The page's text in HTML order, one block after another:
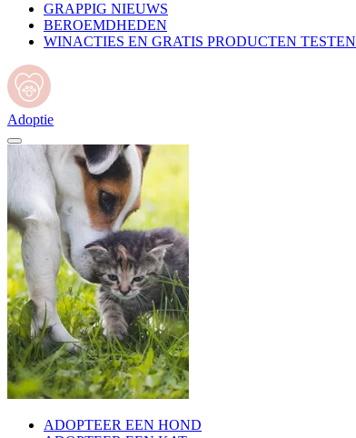
GRAPPIG NIEUWS
BEROEMDHEDEN
WINACTIES EN GRATIS PRODUCTEN TESTEN
Adoptie
ADOPTEER EEN HOND